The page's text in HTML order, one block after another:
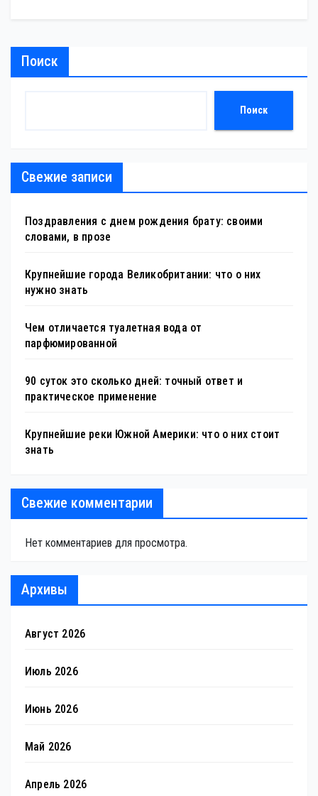
Поиск
Поиск
Свежие записи
Поздравления с днем рождения брату: своими
словами, в прозе
Крупнейшие города Великобритании: что о них
нужно знать
Чем отличается туалетная вода от
парфюмированной
90 суток это сколько дней: точный ответ и
практическое применение
Крупнейшие реки Южной Америки: что о них стоит
знать
Свежие комментарии
Нет комментариев для просмотра.
Архивы
Август 2026
Июль 2026
Июнь 2026
Май 2026
Апрель 2026